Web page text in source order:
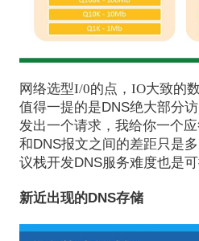
网络选型I/0的点，IO大致的数
值得一提的是DNS绝大部分
发出一个请求，我给你一个
和DNS报文之间的差距只是
议栈开发DNS服务难度也是可
新近出现的DNS存储